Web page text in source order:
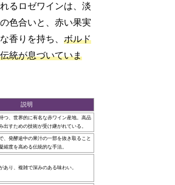
るロゼワインは、淡
色合いと、赤い果実
香りを持ち、ボルド
統が息づいていま
説明
つ、世界的に有名な赤ワイン産地。高品
出すための技術が受け継がれている。
、発酵途中の果汁の一部を抜き取ること
縮度を高める伝統的な手法。
あり、複雑で深みのある味わい。